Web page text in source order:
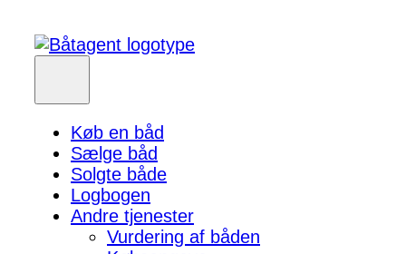
Køb en båd
Sælge båd
Solgte både
Logbogen
Andre tjenester
Vurdering af båden